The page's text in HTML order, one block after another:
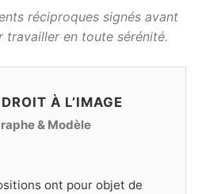
réciproques signés avant
travailler en toute sérénité.
À L’IMAGE
& Modèle
ont pour objet de